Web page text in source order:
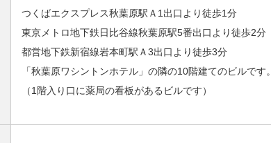
つくばエクスプレス秋葉原駅Ａ1出口より徒歩1分
東京メトロ地下鉄日比谷線秋葉原駅5番出口より徒歩2分
都営地下鉄新宿線岩本町駅Ａ3出口より徒歩3分
「秋葉原ワシントンホテル」の隣の10階建てのビルです。
（1階入り口に薬局の看板があるビルです）